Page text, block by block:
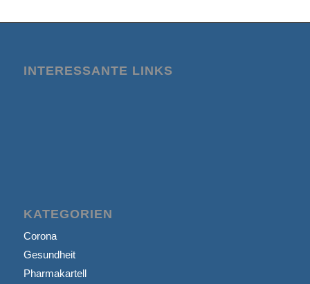
INTERESSANTE LINKS
KATEGORIEN
Corona
Gesundheit
Pharmakartell